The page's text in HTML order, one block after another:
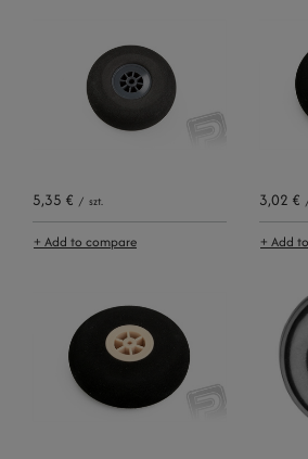
5,35 € / szt.
+ Add to compare
3,02 €
+ Add